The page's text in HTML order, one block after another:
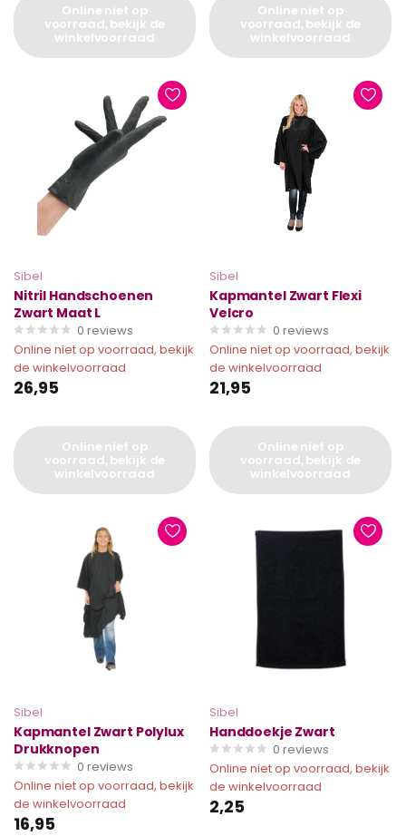
Online niet op
voorraad, bekijk de
winkelvoorraad
Online niet op
voorraad, bekijk de
winkelvoorraad
Sibel
Nitril Handschoenen
Zwart Maat L
0 reviews
Online niet op voorraad, bekijk
de winkelvoorraad
26,95
Online niet op
voorraad, bekijk de
winkelvoorraad
Sibel
Kapmantel Zwart Flexi
Velcro
0 reviews
Online niet op voorraad, bekijk
de winkelvoorraad
21,95
Online niet op
voorraad, bekijk de
winkelvoorraad
Sibel
Kapmantel Zwart Polylux
Drukknopen
0 reviews
Online niet op voorraad, bekijk
de winkelvoorraad
16,95
Sibel
Handdoekje Zwart
0 reviews
Online niet op voorraad, bekijk
de winkelvoorraad
2,25